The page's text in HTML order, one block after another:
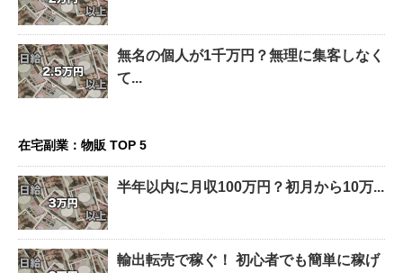
無名の個人が1千万円？無理に集客しなく
て...
在宅副業：物販 TOP 5
半年以内に月収100万円？初月から10万...
輸出転売で稼ぐ！ 初心者でも簡単に稼げ